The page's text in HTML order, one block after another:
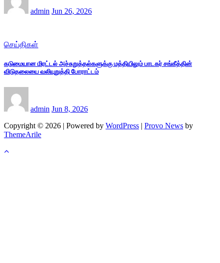
admin Jun 26, 2026
செய்திகள்
கடுமையான மிரட்டல் அச்சுறுத்தல்களுக்கு மத்தியிலும் பாடகர் சங்கீத்தின்
விடுதலையை வலியுறுத்தி போராட்டம்
admin Jun 8, 2026
Copyright © 2026 | Powered by WordPress | Provo News by
ThemeArile